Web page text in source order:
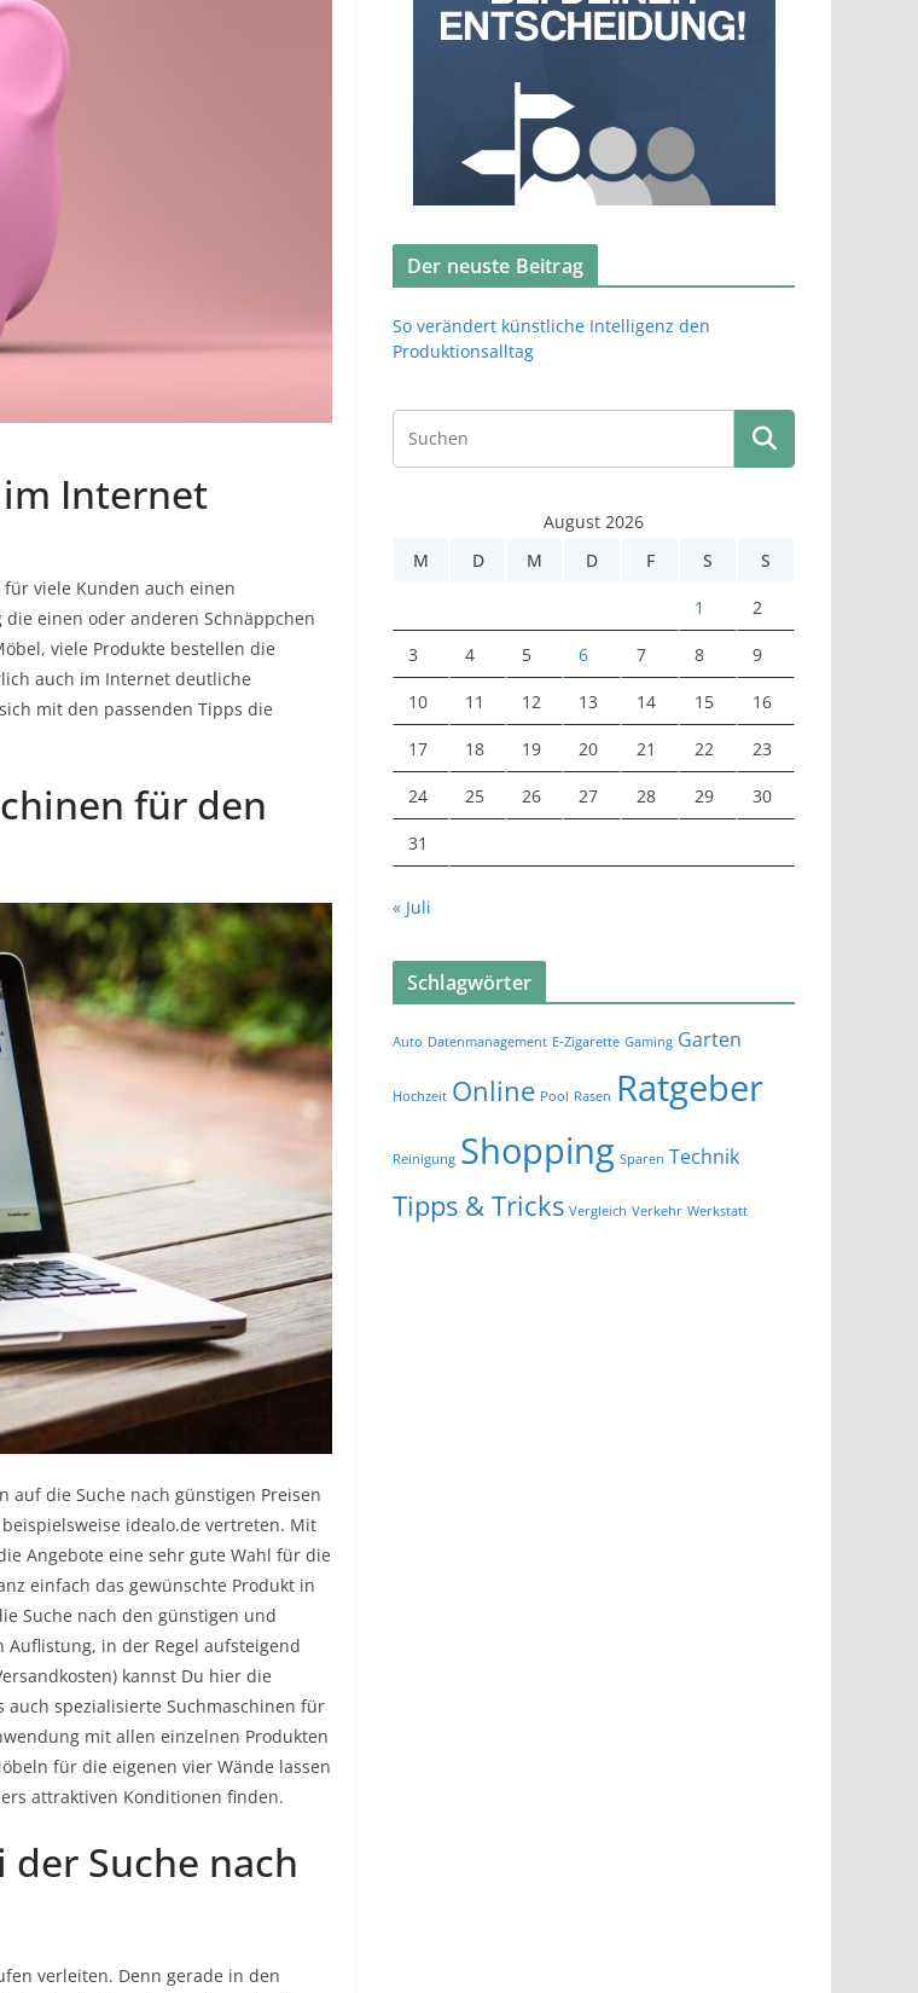
Internet
viele Kunden auch einen
einen oder anderen Schnäppchen
viele Produkte bestellen die
auch im Internet deutliche
mit den passenden Tipps die
für den
auf die Suche nach günstigen Preisen
idealo.de vertreten. Mit
Angebote eine sehr gute Wahl für die
einfach das gewünschte Produkt in
Suche nach den günstigen und
in der Regel aufsteigend
kannst Du hier die
spezialisierte Suchmaschinen für
mit allen einzelnen Produkten
für die eigenen vier Wände lassen
attraktiven Konditionen finden.
Suche nach
verleiten. Denn gerade in den
Der neuste Beitrag
So verändert künstliche Intelligenz den
Produktionsalltag
August 2026
M
D M D F S S
1 2
3 4 5 6 7 8 9
10 11 12 13 14 15 16
17 18 19 20 21 22 23
24 25 26 27 28 29 30
31
« Juli
Schlagwörter
Auto Datenmanagement E-Zigarette Gaming Garten
Hochzeit Online Pool Rasen Ratgeber
Reinigung Shopping Sparen Technik
Tipps & Tricks Vergleich Verkehr Werkstatt